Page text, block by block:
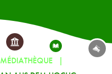
MÉDIATHÈQUE